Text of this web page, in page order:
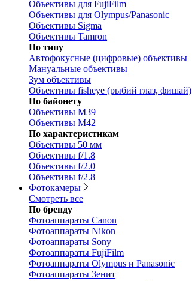
Объективы для FujiFilm
Объективы для Olympus/Panasonic
Объективы Sigma
Объективы Tamron
По типу
Автофокусные (цифровые) объективы
Мануальные объективы
Зум объективы
Объективы fisheye (рыбий глаз, фишай)
По байонету
Объективы M39
Объективы M42
По характеристикам
Объективы 50 мм
Объективы f/1.8
Объективы f/2.0
Объективы f/2.8
Фотокамеры
Смотреть все
По бренду
Фотоаппараты Canon
Фотоаппараты Nikon
Фотоаппараты Sony
Фотоаппараты FujiFilm
Фотоаппараты Olympus и Panasonic
Фотоаппараты Зенит